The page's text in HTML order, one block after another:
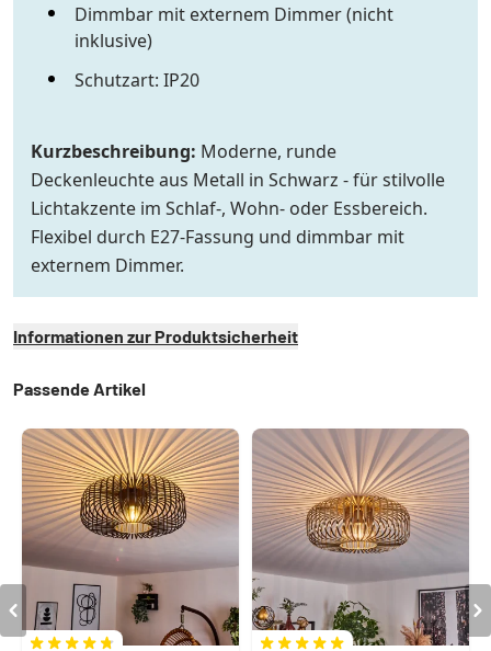
Dimmbar mit externem Dimmer (nicht
inklusive)
Schutzart: IP20
Kurzbeschreibung: Moderne, runde
Deckenleuchte aus Metall in Schwarz - für stilvolle
Lichtakzente im Schlaf-, Wohn- oder Essbereich.
Flexibel durch E27-Fassung und dimmbar mit
externem Dimmer.
Informationen zur Produktsicherheit
Passende Artikel